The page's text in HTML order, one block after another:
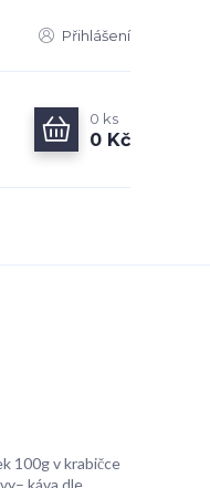
Přihlášení
0 ks
0 Kč
100g v krabičce
káva dle